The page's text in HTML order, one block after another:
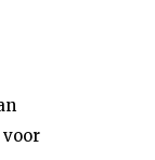
voor